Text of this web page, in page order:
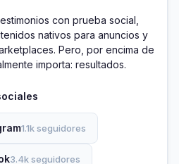
con prueba social,
nativos para anuncios y
Pero, por encima de
importa: resultados.
1.1k seguidores
3.4k seguidores